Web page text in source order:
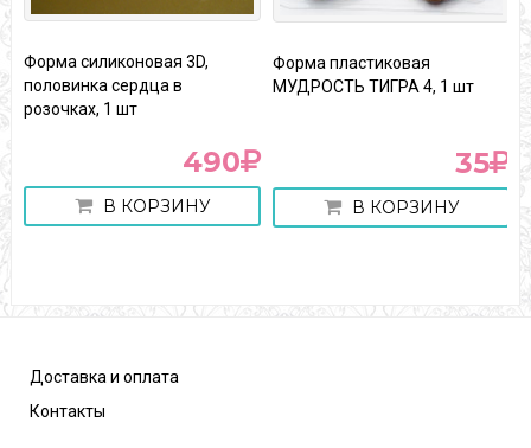
Форма силиконовая 3D,
половинка сердца в
розочках, 1 шт
490
В КОРЗИНУ
Форма пластиковая
МУДРОСТЬ ТИГРА 4, 1 шт
35
В КОРЗИНУ
Доставка и оплата
Контакты